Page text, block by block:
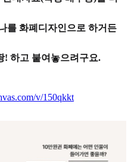
를 화폐디자인으로 하거든
! 하고 붙여놓으려구요.
v/150qkkt